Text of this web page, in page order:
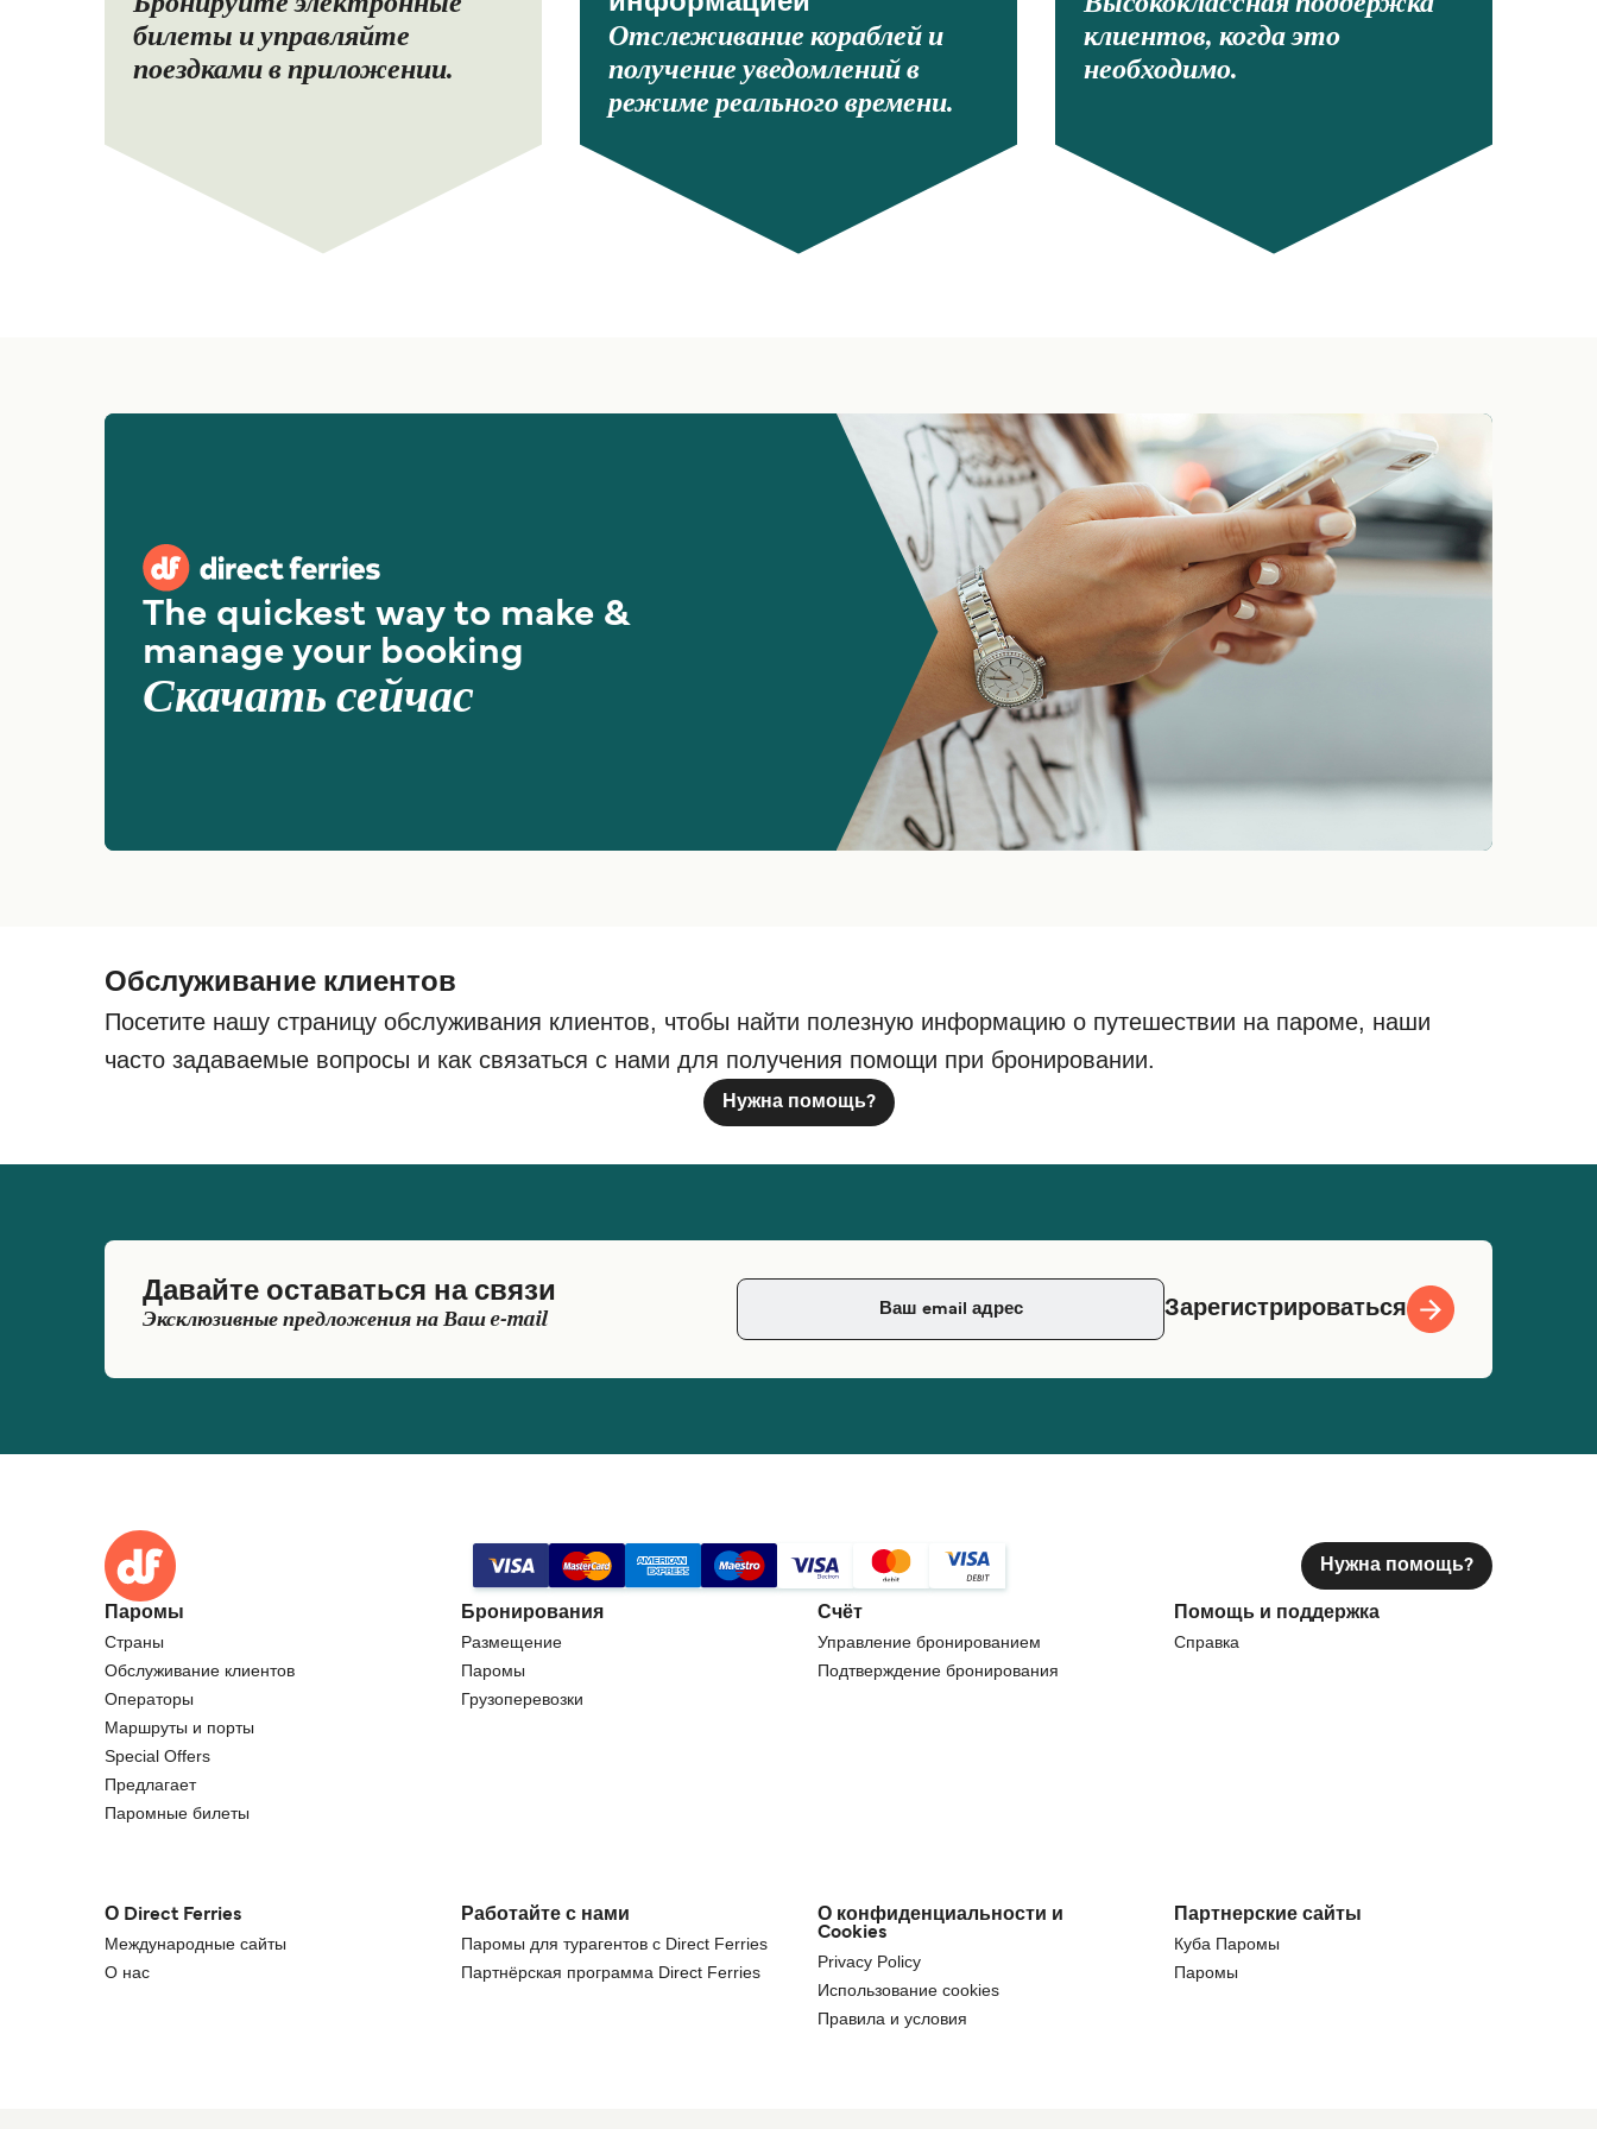
билеты и управляйте
поездками в приложении.
Отслеживание кораблей и
получение уведомлений в
режиме реального времени.
клиентов, когда это
необходимо.
The quickest way to make &
manage your booking
Скачать сейчас
Обслуживание клиентов
Посетите нашу страницу обслуживания клиентов, чтобы найти полезную информацию о путешествии на пароме, наши
часто задаваемые вопросы и как связаться с нами для получения помощи при бронировании.
Нужна помощь?
Давайте оставаться на связи
Эксклюзивные предложения на Ваш e-mail Зарегистрироваться
Нужна помощь?
Паромы
Страны
Обслуживание клиентов
Операторы
Маршруты и порты
Special Offers
Предлагает
Паромные билеты
Бронирования
Размещение
Паромы
Грузоперевозки
Счёт
Управление бронированием
Подтверждение бронирования
Помощь и поддержка
Справка
О Direct Ferries
Международные сайты
О нас
Работайте с нами
Паромы для турагентов с Direct Ferries
Партнёрская программа Direct Ferries
О конфиденциальности и
Cookies
Privacy Policy
Использование cookies
Правила и условия
Партнерские сайты
Куба Паромы
Паромы